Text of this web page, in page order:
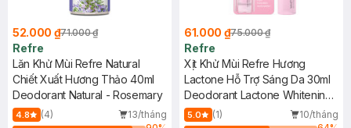
52.000 ₫71.000 ₫
Refre
Lăn Khử Mùi Refre Natural
Chiết Xuất Hương Thảo 40ml
Deodorant Natural - Rosemary
4.8 (4)
13/tháng
61.000 ₫75.000 ₫
Refre
Xịt Khử Mùi Refre Hương
Lactone Hỗ Trợ Sáng Da 30ml
Deodorant Lactone Whitening
- AHA + Niacinamide
5.0 (1)
10/tháng